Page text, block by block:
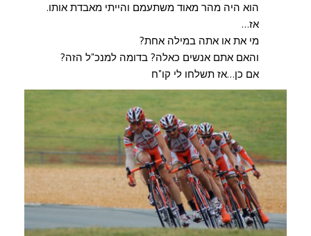
הוא היה מהר מאוד משתעמם והייתי מאבדת אותו.
אז…
מי את או אתה במילה אחת?
והאם אתם אנשים כאלה? בדומה למנכ"ל הזה?
אם כן…אז תשלחו לי קו"ח